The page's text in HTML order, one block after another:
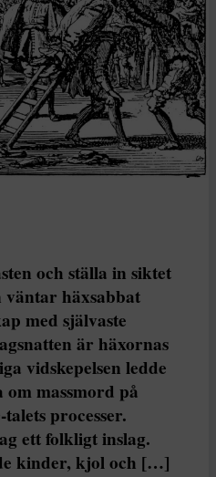
och ställa in siktet
häxsabbat
med självaste
är häxornas
vidskepelsen ledde
massmord på
processer.
ett folkligt inslag.
kinder, kjol och […]